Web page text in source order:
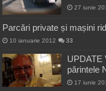
27 iunie
Parcări private și mașini
10 ianuarie 2012 33
UPDATE
părintele
17 iunie